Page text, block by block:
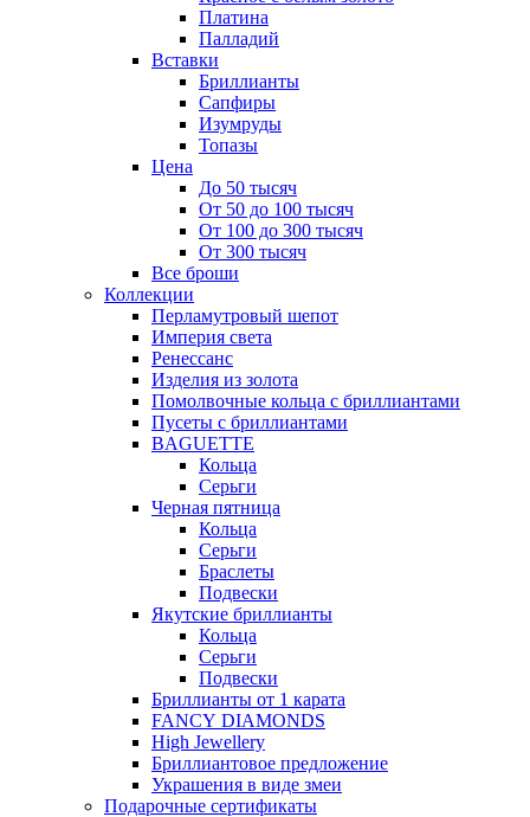
Платина
Палладий
Вставки
Бриллианты
Сапфиры
Изумруды
Топазы
Цена
До 50 тысяч
От 50 до 100 тысяч
От 100 до 300 тысяч
От 300 тысяч
Все броши
Коллекции
Перламутровый шепот
Империя света
Ренессанс
Изделия из золота
Помолвочные кольца с бриллиантами
Пусеты с бриллиантами
BAGUETTE
Кольца
Серьги
Черная пятница
Кольца
Серьги
Браслеты
Подвески
Якутские бриллианты
Кольца
Серьги
Подвески
Бриллианты от 1 карата
FANCY DIAMONDS
High Jewellery
Бриллиантовое предложение
Украшения в виде змеи
Подарочные сертификаты